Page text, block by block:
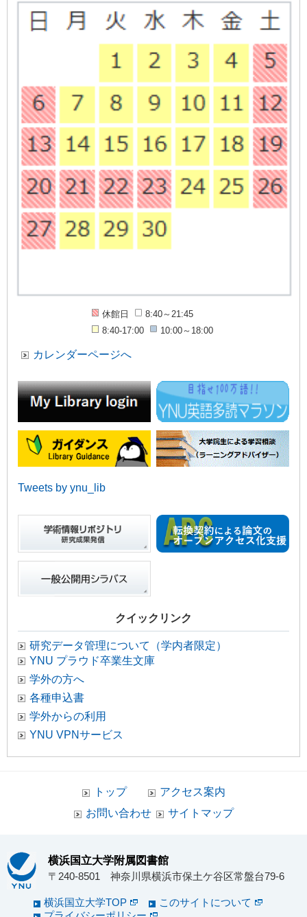
休館日
8:40～21:45
8:40-17:00
10:00～18:00
カレンダーページへ
Tweets by ynu_lib
クイックリンク
研究データ管理について（学内者限定）
YNU プラウド卒業生文庫
学外の方へ
各種申込書
学外からの利用
YNU VPNサービス
トップ
アクセス案内
お問い合わせ
サイトマップ
横浜国立大学附属図書館
〒240-8501 神奈川県横浜市保土ケ谷区常盤台79-6
横浜国立大学TOP
このサイトについて